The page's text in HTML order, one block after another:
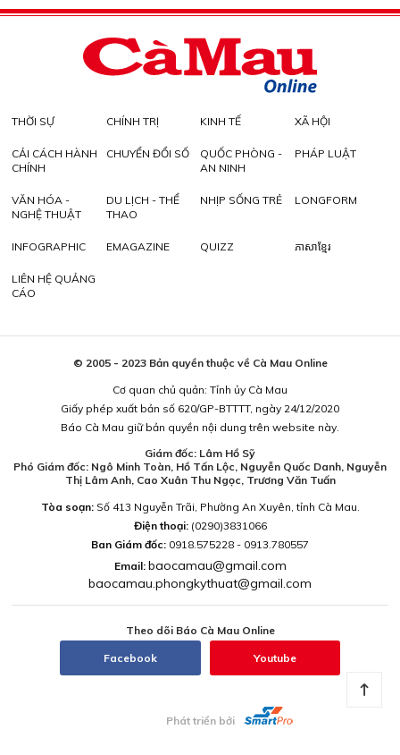
THỜI SỰ CHÍNH TRỊ KINH TẾ XÃ HỘI
CẢI CÁCH HÀNH
CHÍNH
CHUYỂN ĐỔI SỐ
QUỐC PHÒNG -
AN NINH
PHÁP LUẬT
VĂN HÓA -
NGHỆ THUẬT
DU LỊCH - THỂ
THAO
NHỊP SỐNG TRẺ LONGFORM
INFOGRAPHIC EMAGAZINE QUIZZ ភាសាខ្មែរ
LIÊN HỆ QUẢNG
CÁO
© 2005 - 2023 Bản quyền thuộc về Cà Mau Online
Cơ quan chủ quản: Tỉnh ủy Cà Mau
Giấy phép xuất bản số 620/GP-BTTTT, ngày 24/12/2020
Báo Cà Mau giữ bản quyền nội dung trên website này.
Giám đốc: Lâm Hồ Sỹ
Phó Giám đốc: Ngô Minh Toàn, Hồ Tấn Lộc, Nguyễn Quốc Danh, Nguyễn
Thị Lâm Anh, Cao Xuân Thu Ngọc, Trương Văn Tuấn
Tòa soạn:Số 413 Nguyễn Trãi, Phường An Xuyên, tỉnh Cà Mau.
Điện thoại: (0290)3831066
Ban Giám đốc: 0918.575228 - 0913.780557
Email: baocamau@gmail.com
baocamau.phongkythuat@gmail.com
Theo dõi Báo Cà Mau Online
Facebook Youtube
Phát triển bởi